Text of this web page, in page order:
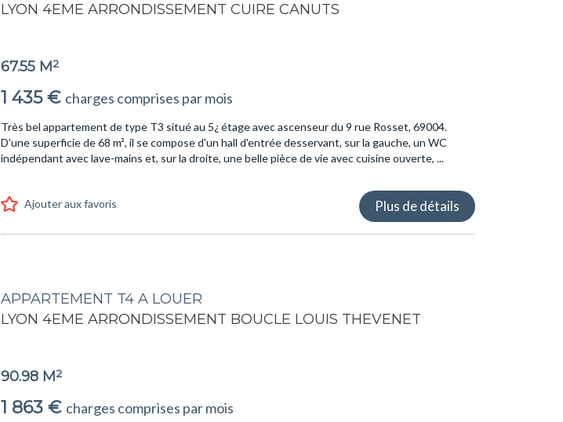
LYON 4EME ARRONDISSEMENT CUIRE CANUTS
67.55 M2
1 435 € charges comprises par mois
Très bel appartement de type T3 situé au 5¿ étage avec ascenseur du 9 rue Rosset, 69004.
D'une superficie de 68 m², il se compose d'un hall d'entrée desservant, sur la gauche, un WC
indépendant avec lave-mains et, sur la droite, une belle pièce de vie avec cuisine ouverte, ...
Ajouter aux favoris Plus de détails
APPARTEMENT T4 A LOUER
LYON 4EME ARRONDISSEMENT BOUCLE LOUIS THEVENET
90.98 M2
1 863 € charges comprises par mois